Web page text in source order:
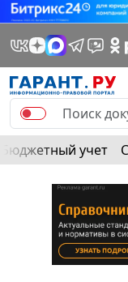
Бюджетный учет